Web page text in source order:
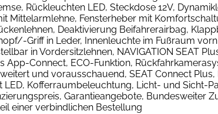
Rückleuchten LED, Steckdose 12V,
Mittelarmlehne, Fensterheber mit
Deaktivierung Beifahrerairbag,
Griff in Leder, Innenleuchte im Fußraum
in Vordersitzlehnen, NAVIGATION SEAT
App-Connect, ECO-Funktion,
und vorausschauend, SEAT Connect
LED, Kofferraumbeleuchtung, Licht- und Sicht-
Garantieangebote, Bundesweiter
einer verbindlichen Bestellung